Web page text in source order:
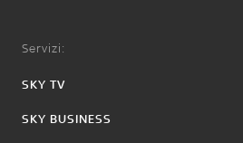
Servizi:
SKY TV
SKY BUSINESS